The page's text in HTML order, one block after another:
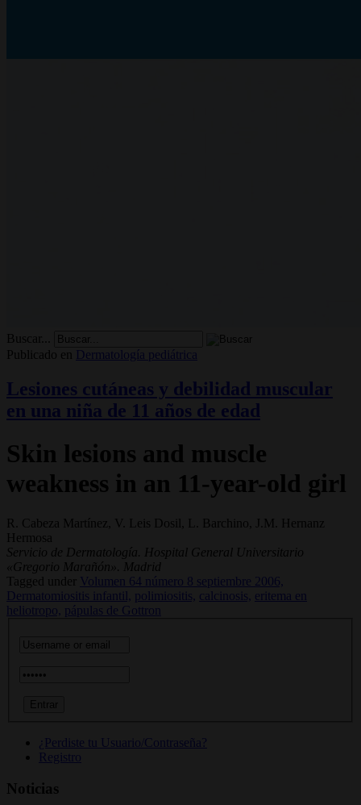
Buscar...
Publicado en
Dermatología pediátrica
Lesiones cutáneas y debilidad muscular
en una niña de 11 años de edad
Skin lesions and muscle
weakness in an 11-year-old girl
R. Cabeza Martínez, V. Leis Dosil, L. Barchino, J.M. Hernanz
Hermosa
Servicio de Dermatología. Hospital General Universitario
«Gregorio Marañón». Madrid
Tagged under
Volumen 64 número 8 septiembre 2006,
Dermatomiositis infantil,
polimiositis, calcinosis, eritema en
heliotropo, pápulas de Gottron
¿Perdiste tu Usuario/Contraseña?
Registro
Noticias